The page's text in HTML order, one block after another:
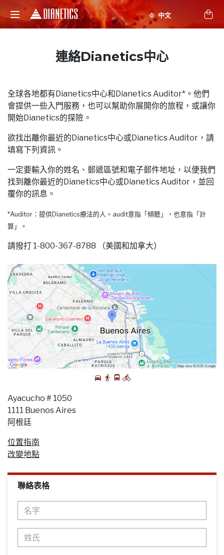
連絡Dianetics中心
全球各地都有Dianetics中心和Dianetics Auditor*。他們
會提供一些入門服務，也可以幫助你展開你的旅程，或讓你
開始Dianetics的探險。
欲找出離你最近的Dianetics中心或Dianetics Auditor，請
填寫下列資訊。
一定要輸入你的姓名、郵遞區號和電子郵件地址，以便我們
找到離你最近的Dianetics中心或Dianetics Auditor，並回
覆你的訊息。
*Auditor：提供Dianetics療法的人。audit意指「傾聽」，也意指「計
算」。
請撥打 1-800-367-8788 （美國和加拿大）
Ayacucho # 1050
1111 Buenos Aires
阿根廷
位置指南
改變地點
聯絡表格